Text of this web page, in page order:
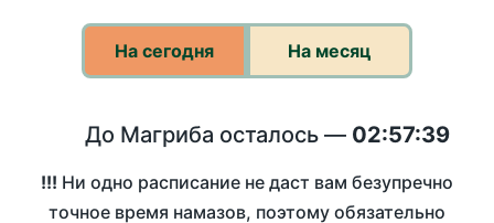
На сегодня На месяц
До Магриба осталось — 02:57:38
!!! Ни одно расписание не даст вам безупречно
точное время намазов, поэтому обязательно